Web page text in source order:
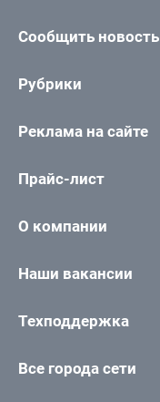
Сообщить новость
Рубрики
Реклама на сайте
Прайс-лист
О компании
Наши вакансии
Техподдержка
Все города сети